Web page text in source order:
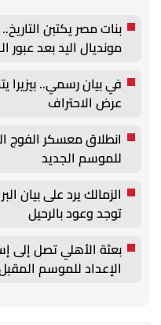
بنات مصر يكتبن
مونديال اليد بعد عبور
في بيان رسمي.. بيزيرا
عرض الاحتراف
انطلاق معسكر الفوج
للموسم الجديد
الزمالك يرد على بيان
توجد وعود بالرحيل
بعثة الأهلي تصل إلى
الإعداد للموسم